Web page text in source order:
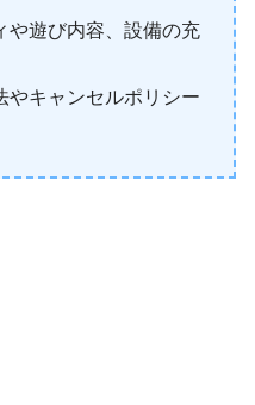
遊び内容、設備の充
キャンセルポリシー